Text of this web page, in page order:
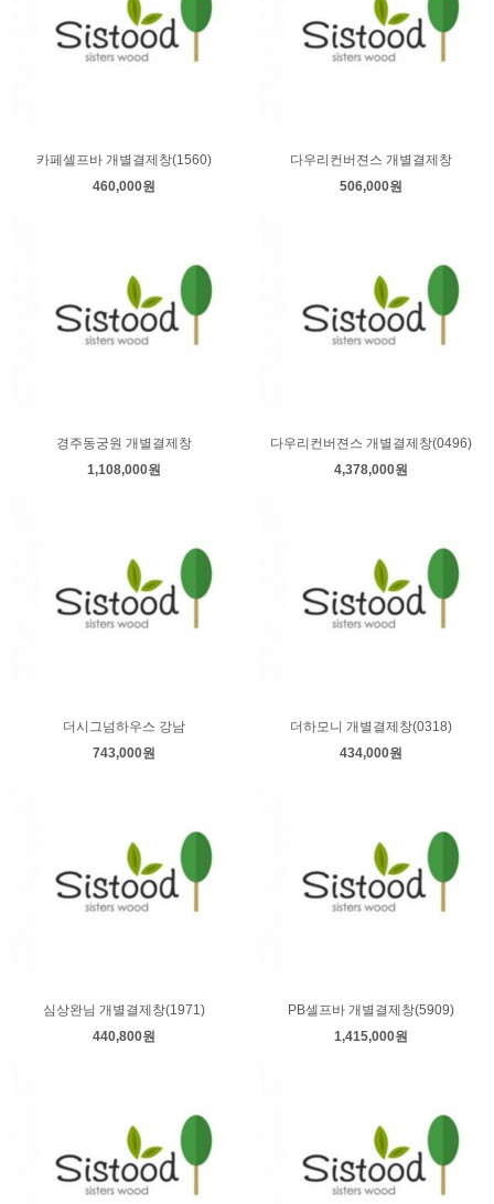
카페셀프바 개별결제창(1560)
460,000원
다우리컨버젼스 개별결제창
506,000원
경주동궁원 개별결제창
1,108,000원
다우리컨버젼스 개별결제창(0496)
4,378,000원
더시그넘하우스 강남
743,000원
더하모니 개별결제창(0318)
434,000원
심상완님 개별결제창(1971)
440,800원
PB셀프바 개별결제창(5909)
1,415,000원